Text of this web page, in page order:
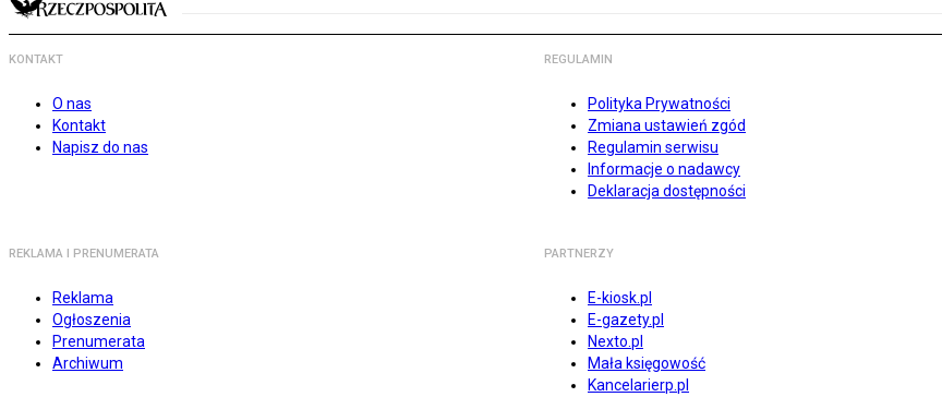
KONTAKT
O nas
Kontakt
Napisz do nas
REGULAMIN
Polityka Prywatności
Zmiana ustawień zgód
Regulamin serwisu
Informacje o nadawcy
Deklaracja dostępności
REKLAMA I PRENUMERATA
Reklama
Ogłoszenia
Prenumerata
Archiwum
PARTNERZY
E-kiosk.pl
E-gazety.pl
Nexto.pl
Mała księgowość
Kancelarierp.pl